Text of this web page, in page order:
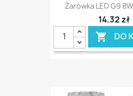
Żarówka LED G9
14,32 zł
 DO